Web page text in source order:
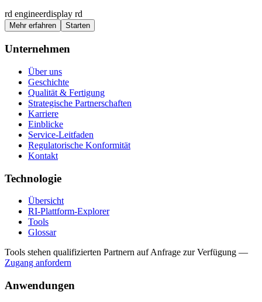
rd engineerdisplay rd
Mehr erfahren Starten
Unternehmen
Über uns
Geschichte
Qualität & Fertigung
Strategische Partnerschaften
Karriere
Einblicke
Service-Leitfaden
Regulatorische Konformität
Kontakt
Technologie
Übersicht
RI-Plattform-Explorer
Tools
Glossar
Tools stehen qualifizierten Partnern auf Anfrage zur Verfügung —
Zugang anfordern
Anwendungen